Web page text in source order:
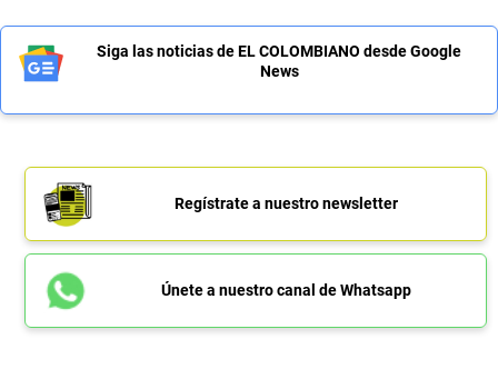
Siga las noticias de EL COLOMBIANO desde Google
News
Regístrate a nuestro newsletter
Únete a nuestro canal de Whatsapp